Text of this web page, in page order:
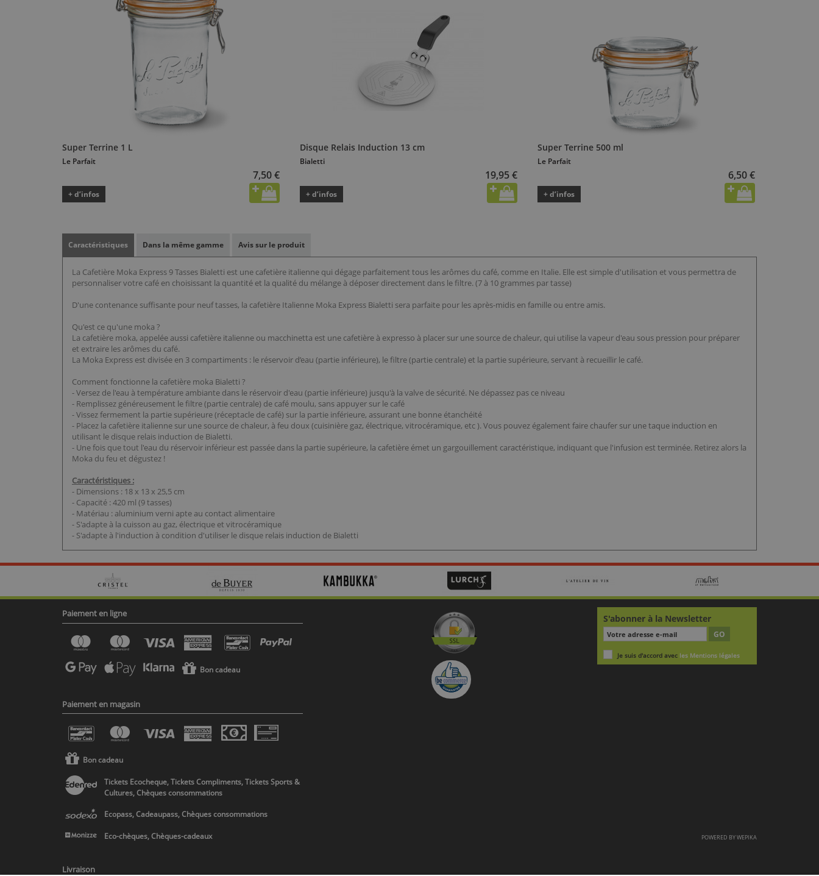
Super Terrine 1 L
Le Parfait
7,50 €
+ d’infos
Disque Relais Induction 13 cm
Bialetti
19,95 €
+ d’infos
Super Terrine 500 ml
Le Parfait
6,50 €
+ d’infos
Caractéristiques Dans la même gamme Avis sur le produit
La Cafetière Moka Express 9 Tasses Bialetti est une cafetière italienne qui dégage parfaitement tous les arômes du café, comme en Italie. Elle est simple d'utilisation et vous permettra de
personnaliser votre café en choisissant la quantité et la qualité du mélange à déposer directement dans le filtre. (7 à 10 grammes par tasse)
D'une contenance suffisante pour neuf tasses, la cafetière Italienne Moka Express Bialetti sera parfaite pour les après-midis en famille ou entre amis.
Qu'est ce qu'une moka ?
La cafetière moka, appelée aussi cafetière italienne ou macchinetta est une cafetière à expresso à placer sur une source de chaleur, qui utilise la vapeur d'eau sous pression pour préparer
et extraire les arômes du café.
La Moka Express est divisée en 3 compartiments : le réservoir d’eau (partie inférieure), le filtre (partie centrale) et la partie supérieure, servant à recueillir le café.
Comment fonctionne la cafetière moka Bialetti ?
- Versez de l'eau à température ambiante dans le réservoir d'eau (partie inférieure) jusqu'à la valve de sécurité. Ne dépassez pas ce niveau
- Remplissez généreusement le filtre (partie centrale) de café moulu, sans appuyer sur le café
- Vissez fermement la partie supérieure (réceptacle de café) sur la partie inférieure, assurant une bonne étanchéité
- Placez la cafetière italienne sur une source de chaleur, à feu doux (cuisinière gaz, électrique, vitrocéramique, etc ). Vous pouvez également faire chaufer sur une taque induction en
utilisant le disque relais induction de Bialetti.
- Une fois que tout l'eau du réservoir inférieur est passée dans la partie supérieure, la cafetière émet un gargouillement caractéristique, indiquant que l'infusion est terminée. Retirez alors la
Moka du feu et dégustez !
Caractéristiques :
- Dimensions : 18 x 13 x 25,5 cm
- Capacité : 420 ml (9 tasses)
- Matériau : aluminium verni apte au contact alimentaire
- S'adapte à la cuisson au gaz, électrique et vitrocéramique
- S'adapte à l'induction à condition d'utiliser le disque relais induction de Bialetti
Paiement en ligne
Bon cadeau
Paiement en magasin
Bon cadeau
Tickets Ecocheque, Tickets Compliments, Tickets Sports &
Cultures, Chèques consommations
Ecopass, Cadeaupass, Chèques consommations
Eco-chèques, Chèques-cadeaux
Livraison
S'abonner à la Newsletter
GO
Je suis d'accord avec les Mentions légales
POWERED BYWEPIKA